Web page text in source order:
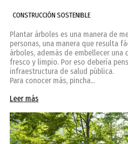
CONSTRUCCIÓN SOSTENIBLE
Plantar árboles es una manera de
personas, una manera que resulta
árboles, además de embellecer una
fresco y limpio. Por eso debería
infraestructura de salud pública.
Para conocer más, pincha...
Leer más